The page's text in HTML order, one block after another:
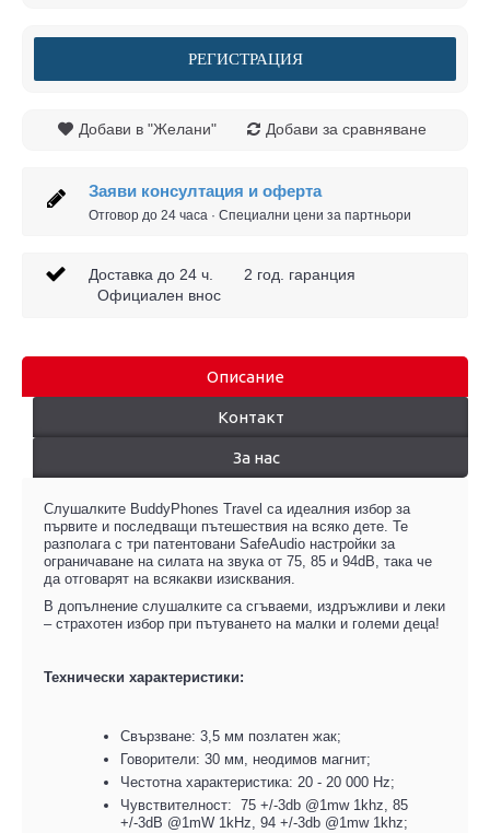
РЕГИСТРАЦИЯ
Добави в "Желани" Добави за сравняване
Заяви консултация и оферта
Отговор до 24 часа · Специални цени за партньори
Доставка до 24 ч. 2 год. гаранция
Официален внос
Описание
Контакт
За нас
Слушалките BuddyPhones Travel са идеалния избор за
първите и последващи пътешествия на всяко дете. Те
разполага с три патентовани SafeAudio настройки за
ограничаване на силата на звука от 75, 85 и 94dB, така че
да отговарят на всякакви изисквания.
В допълнение слушалките са сгъваеми, издръжливи и леки
– страхотен избор при пътуването на малки и големи деца!
Технически характеристики:
Свързване: 3,5 мм позлатен жак;
Говорители: 30 мм, неодимов магнит;
Честотна характеристика: 20 - 20 000 Hz;
Чувствителност: 75 +/-3db @1mw 1khz, 85
+/-3dB @1mW 1kHz, 94 +/-3db @1mw 1khz;